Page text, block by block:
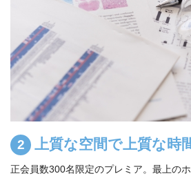
上質な空間で上質な時
正会員数300名限定のプレミア。最上の